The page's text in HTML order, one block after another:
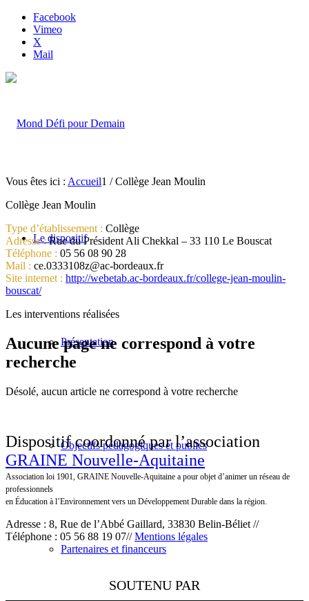
Facebook
Vimeo
X
Mail
Le dispositif
Présentation
Objectifs pédagogiques et publics
Partenaires et financeurs
Vous êtes ici : Accueil1 / Collège Jean Moulin
Collège Jean Moulin
Type d’établissement : Collège
Adresse :Rue du Président Ali Chekkal – 33 110 Le Bouscat
Téléphone : 05 56 08 90 28
Mail : ce.0333108z@ac-bordeaux.fr
Site internet : http://webetab.ac-bordeaux.fr/college-jean-moulin-
bouscat/
Les interventions réalisées
Aucune page ne correspond à votre
recherche
Désolé, aucun article ne correspond à votre recherche
Dispositif coordonné par l’association
GRAINE Nouvelle-Aquitaine
Association loi 1901, GRAINE Nouvelle-Aquitaine a pour objet d’animer un réseau de
professionnels
en Éducation à l’Environnement vers un Développement Durable dans la région.
Adresse : 8, Rue de l’Abbé Gaillard, 33830 Belin-Béliet //
Téléphone : 05 56 88 19 07//Mentions légales
SOUTENU PAR